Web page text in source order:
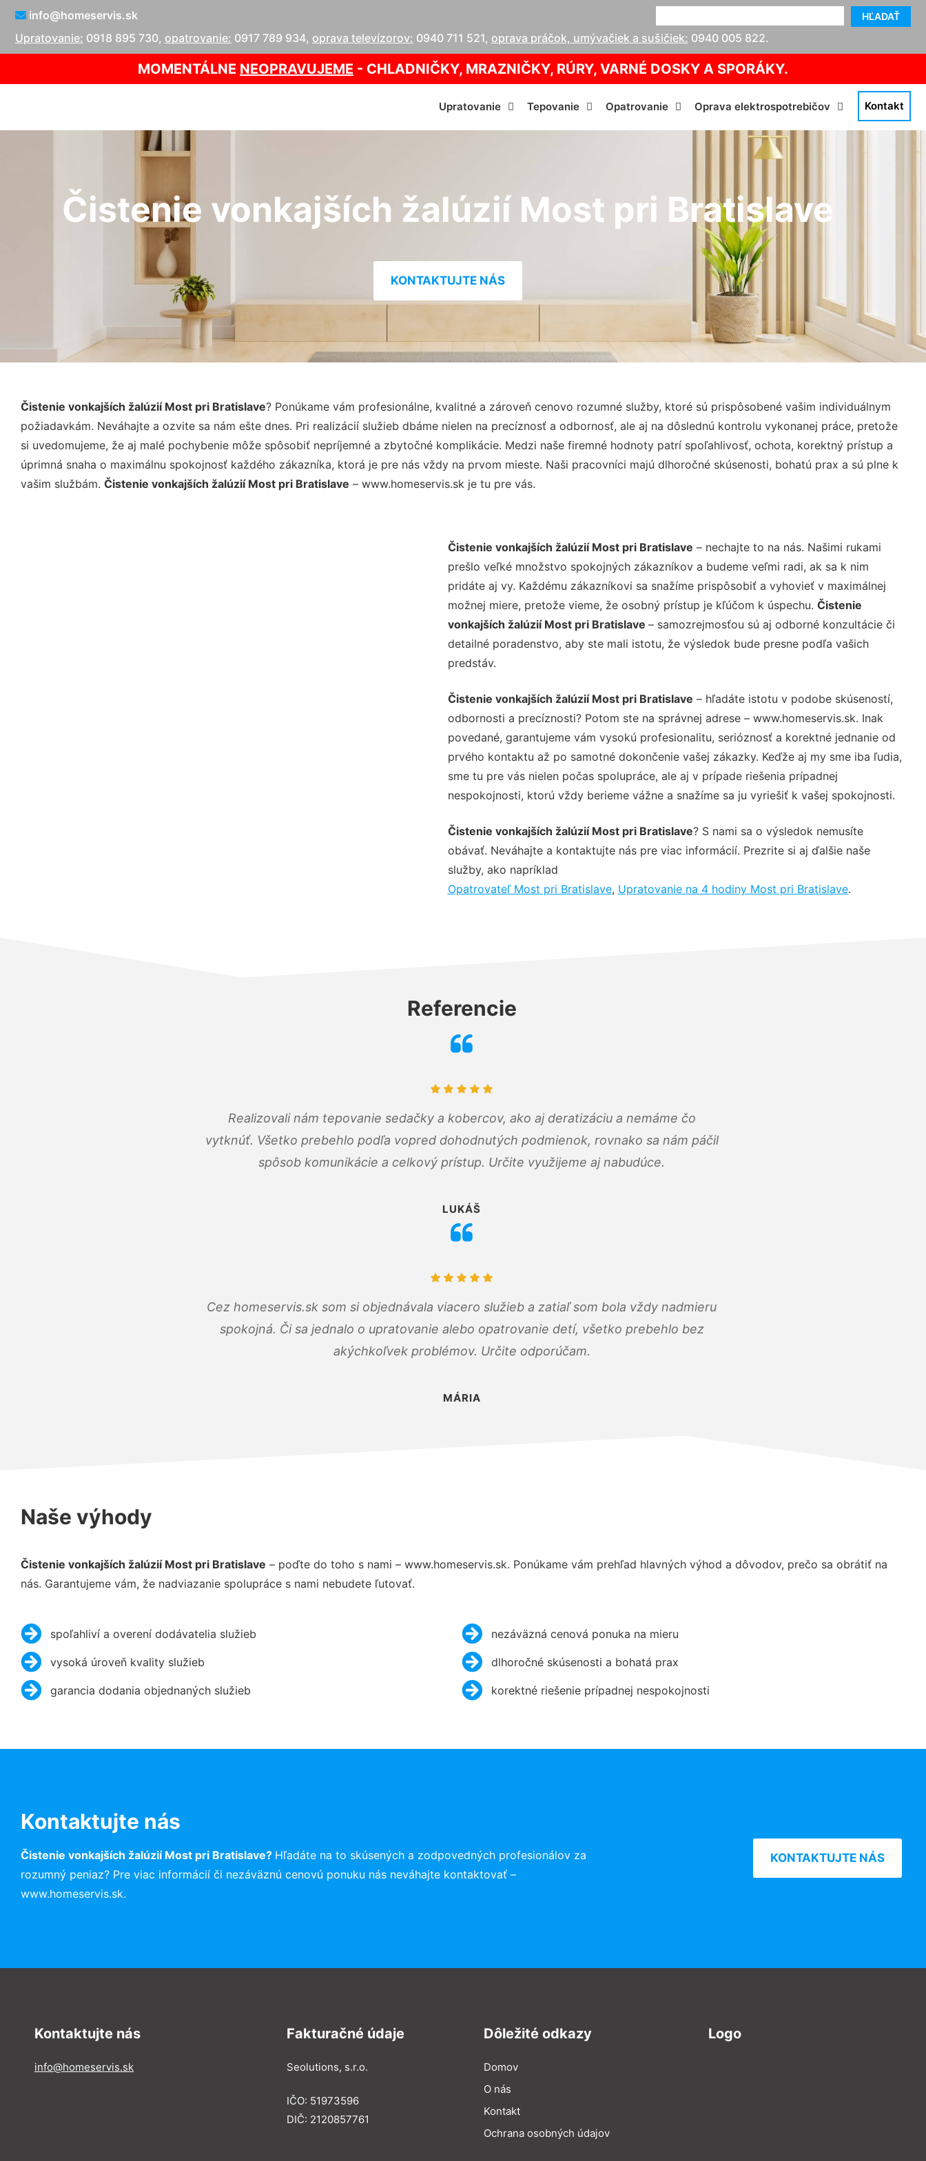
HĽADAŤ
info@homeservis.sk
Upratovanie: 0918 895 730, opatrovanie: 0917 789 934, oprava televízorov: 0940 711 521, oprava práčok, umývačiek a sušičiek: 0940 005 822.
MOMENTÁLNE NEOPRAVUJEME - CHLADNIČKY, MRAZNIČKY, RÚRY, VARNÉ DOSKY A SPORÁKY.
Upratovanie Tepovanie Opatrovanie Oprava elektrospotrebičov Kontakt
Čistenie vonkajších žalúzií Most pri Bratislave
KONTAKTUJTE NÁS
Čistenie vonkajších žalúzií Most pri Bratislave? Ponúkame vám profesionálne, kvalitné a zároveň cenovo rozumné služby, ktoré sú prispôsobené vašim individuálnym
požiadavkám. Neváhajte a ozvite sa nám ešte dnes. Pri realizácií služieb dbáme nielen na precíznosť a odbornosť, ale aj na dôslednú kontrolu vykonanej práce, pretože
si uvedomujeme, že aj malé pochybenie môže spôsobiť nepríjemné a zbytočné komplikácie. Medzi naše firemné hodnoty patrí spoľahlivosť, ochota, korektný prístup a
úprimná snaha o maximálnu spokojnosť každého zákazníka, ktorá je pre nás vždy na prvom mieste. Naši pracovníci majú dlhoročné skúsenosti, bohatú prax a sú plne k
vašim službám. Čistenie vonkajších žalúzií Most pri Bratislave – www.homeservis.sk je tu pre vás.
Čistenie vonkajších žalúzií Most pri Bratislave – nechajte to na nás. Našimi rukami
prešlo veľké množstvo spokojných zákazníkov a budeme veľmi radi, ak sa k nim
pridáte aj vy. Každému zákazníkovi sa snažíme prispôsobiť a vyhovieť v maximálnej
možnej miere, pretože vieme, že osobný prístup je kľúčom k úspechu. Čistenie
vonkajších žalúzií Most pri Bratislave – samozrejmosťou sú aj odborné konzultácie či
detailné poradenstvo, aby ste mali istotu, že výsledok bude presne podľa vašich
predstáv.
Čistenie vonkajších žalúzií Most pri Bratislave – hľadáte istotu v podobe skúseností,
odbornosti a precíznosti? Potom ste na správnej adrese – www.homeservis.sk. Inak
povedané, garantujeme vám vysokú profesionalitu, serióznosť a korektné jednanie od
prvého kontaktu až po samotné dokončenie vašej zákazky. Keďže aj my sme iba ľudia,
sme tu pre vás nielen počas spolupráce, ale aj v prípade riešenia prípadnej
nespokojnosti, ktorú vždy berieme vážne a snažíme sa ju vyriešiť k vašej spokojnosti.
Čistenie vonkajších žalúzií Most pri Bratislave? S nami sa o výsledok nemusíte
obávať. Neváhajte a kontaktujte nás pre viac informácií. Prezrite si aj ďalšie naše
služby, ako napríklad
Opatrovateľ Most pri Bratislave, Upratovanie na 4 hodiny Most pri Bratislave.
Referencie
Realizovali nám tepovanie sedačky a kobercov, ako aj deratizáciu a nemáme čo
vytknúť. Všetko prebehlo podľa vopred dohodnutých podmienok, rovnako sa nám páčil
spôsob komunikácie a celkový prístup. Určite využijeme aj nabudúce.
LUKÁŠ
Cez homeservis.sk som si objednávala viacero služieb a zatiaľ som bola vždy nadmieru
spokojná. Či sa jednalo o upratovanie alebo opatrovanie detí, všetko prebehlo bez
akýchkoľvek problémov. Určite odporúčam.
MÁRIA
Naše výhody
Čistenie vonkajších žalúzií Most pri Bratislave – poďte do toho s nami – www.homeservis.sk. Ponúkame vám prehľad hlavných výhod a dôvodov, prečo sa obrátiť na
nás. Garantujeme vám, že nadviazanie spolupráce s nami nebudete ľutovať.
spoľahliví a overení dodávatelia služieb
vysoká úroveň kvality služieb
garancia dodania objednaných služieb
nezáväzná cenová ponuka na mieru
dlhoročné skúsenosti a bohatá prax
korektné riešenie prípadnej nespokojnosti
Kontaktujte nás
Čistenie vonkajších žalúzií Most pri Bratislave? Hľadáte na to skúsených a zodpovedných profesionálov za
rozumný peniaz? Pre viac informácií či nezáväznú cenovú ponuku nás neváhajte kontaktovať –
www.homeservis.sk.
KONTAKTUJTE NÁS
Kontaktujte nás
info@homeservis.sk
Fakturačné údaje
Seolutions, s.r.o.
IČO: 51973596
DIČ: 2120857761
Dôležité odkazy
Domov
O nás
Kontakt
Ochrana osobných údajov
Logo